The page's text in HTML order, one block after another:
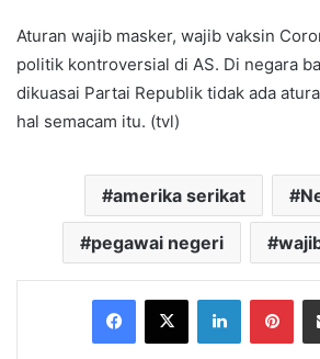
Aturan wajib masker, wajib vaksin
politik kontroversial di AS. Di negara
dikuasai Partai Republik tidak ada
hal semacam itu. (tvl)
amerika serikat
pegawai negeri
Facebook
X LinkedIn